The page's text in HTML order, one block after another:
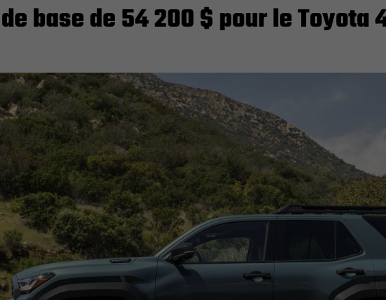
base de 54 200 $ pour le Toyota